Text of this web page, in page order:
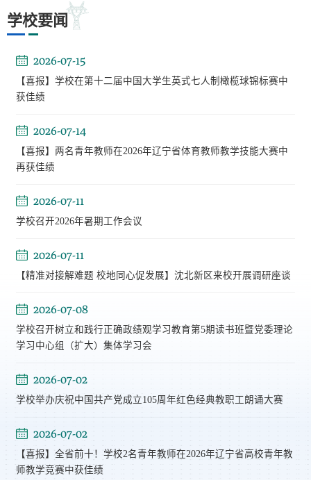
学校要闻
2026-07-15
【喜报】学校在第十二届中国大学生英式七人制橄榄球锦标赛中
获佳绩
2026-07-14
【喜报】两名青年教师在2026年辽宁省体育教师教学技能大赛中
再获佳绩
2026-07-11
学校召开2026年暑期工作会议
2026-07-11
【精准对接解难题 校地同心促发展】沈北新区来校开展调研座谈
2026-07-08
学校召开树立和践行正确政绩观学习教育第5期读书班暨党委理论
学习中心组（扩大）集体学习会
2026-07-02
学校举办庆祝中国共产党成立105周年红色经典教职工朗诵大赛
2026-07-02
【喜报】全省前十！学校2名青年教师在2026年辽宁省高校青年教
师教学竞赛中获佳绩